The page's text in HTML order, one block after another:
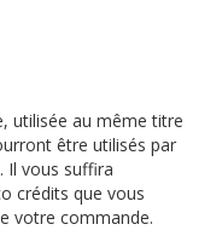
utilisée au même titre
être utilisés par
Il vous suffira
crédits que vous
votre commande.